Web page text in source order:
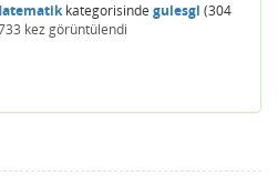
kategorisinde gulesgl (304
kez görüntülendi